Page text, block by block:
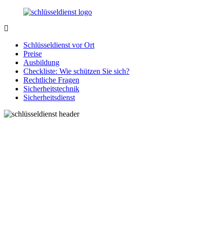
Zurück
Inhalt
Notlage
wird
gelöst!
Schlüsseldienst vor Ort
Preise
Ausbildung
Checkliste: Wie schützen Sie sich?
Rechtliche Fragen
Sicherheitstechnik
Sicherheitsdienst